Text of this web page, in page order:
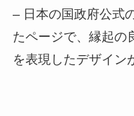
– 日本の国政府公式
たページで、縁起の
を表現したデザイン